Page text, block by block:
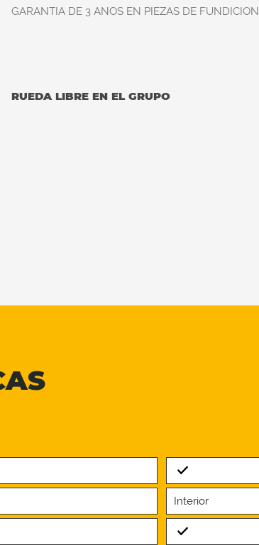
GARANTIA DE 3 ANOS EN PIEZAS DE FUNDICION
RUEDA LIBRE EN EL GRUPO
Standard
Interior
Standard